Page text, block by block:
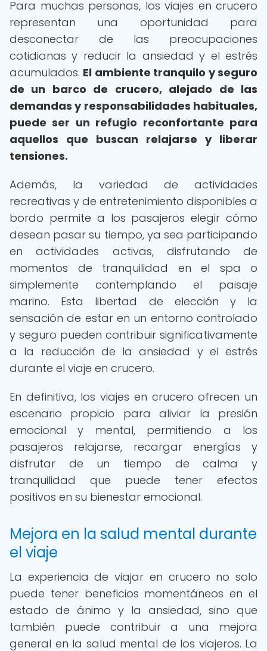
Para muchas personas, los viajes en crucero
representan una oportunidad para
desconectar de las preocupaciones
cotidianas y reducir la ansiedad y el estrés
acumulados. El ambiente tranquilo y seguro
de un barco de crucero, alejado de las
demandas y responsabilidades habituales,
puede ser un refugio reconfortante para
aquellos que buscan relajarse y liberar
tensiones.
Además, la variedad de actividades
recreativas y de entretenimiento disponibles a
bordo permite a los pasajeros elegir cómo
desean pasar su tiempo, ya sea participando
en actividades activas, disfrutando de
momentos de tranquilidad en el spa o
simplemente contemplando el paisaje
marino. Esta libertad de elección y la
sensación de estar en un entorno controlado
y seguro pueden contribuir significativamente
a la reducción de la ansiedad y el estrés
durante el viaje en crucero.
En definitiva, los viajes en crucero ofrecen un
escenario propicio para aliviar la presión
emocional y mental, permitiendo a los
pasajeros relajarse, recargar energías y
disfrutar de un tiempo de calma y
tranquilidad que puede tener efectos
positivos en su bienestar emocional.
Mejora en la salud mental durante
el viaje
La experiencia de viajar en crucero no solo
puede tener beneficios momentáneos en el
estado de ánimo y la ansiedad, sino que
también puede contribuir a una mejora
general en la salud mental de los viajeros. La